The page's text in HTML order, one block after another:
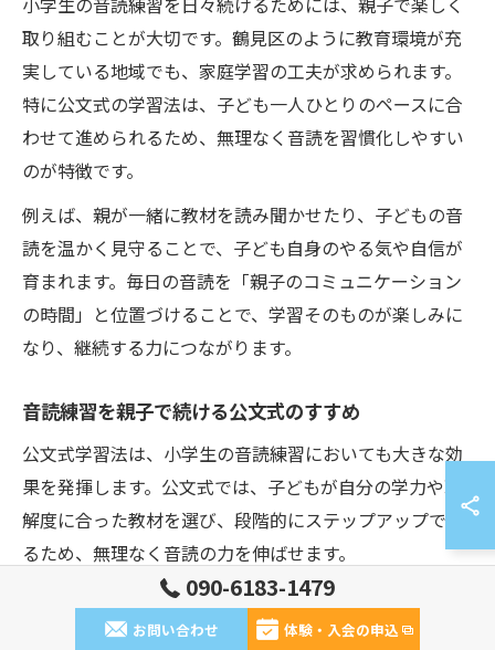
取り組むことが大切です。鶴見区のように教育環境が充
実している地域でも、家庭学習の工夫が求められます。
特に公文式の学習法は、子ども一人ひとりのペースに合
わせて進められるため、無理なく音読を習慣化しやすい
のが特徴です。
例えば、親が一緒に教材を読み聞かせたり、子どもの音
読を温かく見守ることで、子ども自身のやる気や自信が
育まれます。毎日の音読を「親子のコミュニケーション
の時間」と位置づけることで、学習そのものが楽しみに
なり、継続する力につながります。
音読練習を親子で続ける公文式のすすめ
公文式学習法は、小学生の音読練習においても大きな効
果を発揮します。公文式では、子どもが自分の学力や理
解度に合った教材を選び、段階的にステップアップでき
るため、無理なく音読の力を伸ばせます。
また、音読教材は短文から徐々に長文へと進む構成にな
っており、反復練習を通じて語彙力や表現力が自然と身
090-6183-1479
お問い合わせ 体験・入会の申込